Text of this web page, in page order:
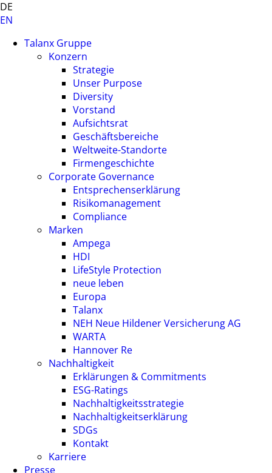
DE
EN
Talanx Gruppe
Konzern
Strategie
Unser Purpose
Diversity
Vorstand
Aufsichtsrat
Geschäftsbereiche
Weltweite-Standorte
Firmengeschichte
Corporate Governance
Entsprechenserklärung
Risikomanagement
Compliance
Marken
Ampega
HDI
LifeStyle Protection
neue leben
Europa
Talanx
NEH Neue Hildener Versicherung AG
WARTA
Hannover Re
Nachhaltigkeit
Erklärungen & Commitments
ESG-Ratings
Nachhaltigkeitsstrategie
Nachhaltigkeitserklärung
SDGs
Kontakt
Karriere
Presse